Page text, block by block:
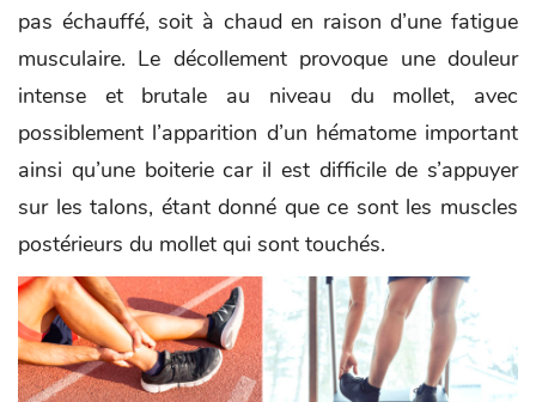
pas échauffé, soit à chaud en raison d’une fatigue
musculaire. Le décollement provoque une douleur
intense et brutale au niveau du mollet, avec
possiblement l’apparition d’un hématome important
ainsi qu’une boiterie car il est difficile de s’appuyer
sur les talons, étant donné que ce sont les muscles
postérieurs du mollet qui sont touchés.